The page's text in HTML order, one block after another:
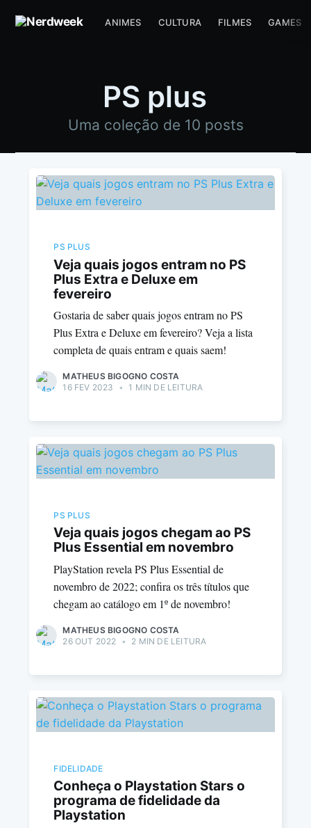
ANIMES CULTURA FILMES GAMES
PS plus
Uma coleção de 10 posts
PS PLUS
Veja quais jogos entram no PS
Plus Extra e Deluxe em
fevereiro
Gostaria de saber quais jogos entram no PS
Plus Extra e Deluxe em fevereiro? Veja a lista
completa de quais entram e quais saem!
MATHEUS BIGOGNO COSTA
16 FEV 2023
• 1 MIN DE LEITURA
PS PLUS
Veja quais jogos chegam ao PS
Plus Essential em novembro
PlayStation revela PS Plus Essential de
novembro de 2022; confira os três títulos que
chegam ao catálogo em 1º de novembro!
MATHEUS BIGOGNO COSTA
26 OUT 2022
• 2 MIN DE LEITURA
FIDELIDADE
Conheça o Playstation Stars o
programa de fidelidade da
Playstation